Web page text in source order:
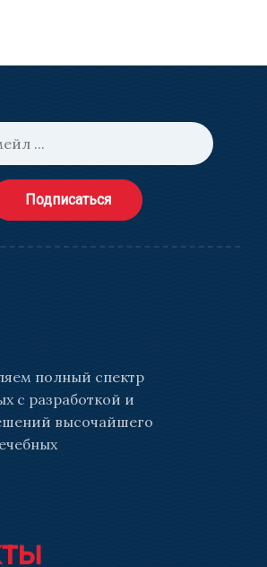
Подписаться
полный спектр
с разработкой и
высочайшего